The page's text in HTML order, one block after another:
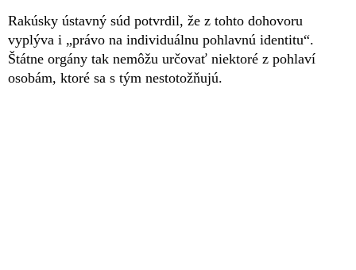
Rakúsky ústavný súd potvrdil, že z tohto dohovoru
vyplýva i „právo na individuálnu pohlavnú identitu“.
Štátne orgány tak nemôžu určovať niektoré z pohlaví
osobám, ktoré sa s tým nestotožňujú.